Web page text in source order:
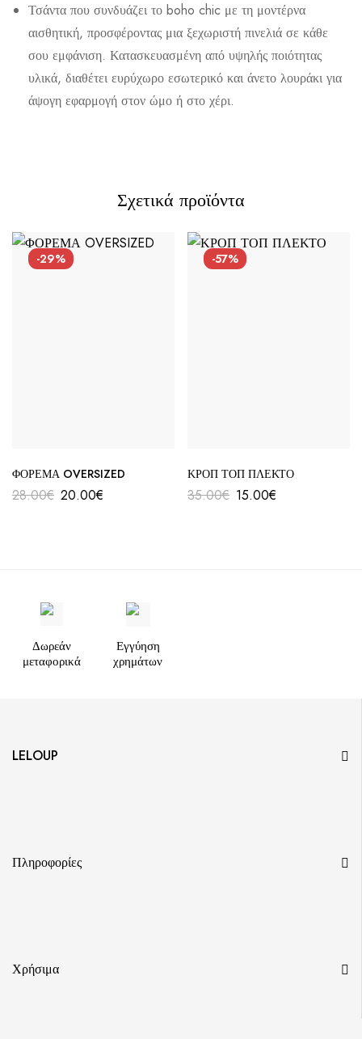
Τσάντα που συνδυάζει το boho chic με τη μοντέρνα
αισθητική, προσφέροντας μια ξεχωριστή πινελιά σε κάθε
σου εμφάνιση. Κατασκευασμένη από υψηλής ποιότητας
υλικά, διαθέτει ευρύχωρο εσωτερικό και άνετο λουράκι για
άψογη εφαρμογή στον ώμο ή στο χέρι.
Αποστολή σε πόλη: 2,50€
Σχετικά προϊόντα
-29%
ΦΟΡΕΜΑ OVERSIZED
28.00€ 20.00€
-57%
ΚΡΟΠ ΤΟΠ ΠΛΕΚΤΟ
35.00€ 15.00€
Δωρεάν
μεταφορικά
Εγγύηση
χρημάτων
LELOUP
Πληροφορίες
Χρήσιμα